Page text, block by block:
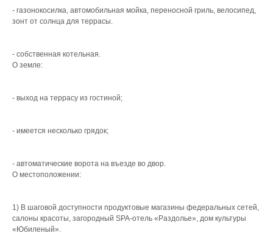
- газонокосилка, автомобильная мойка, переносной гриль, велосипед,
зонт от солнца для террасы.
- собственная котельная.
О земле:
- выход на террасу из гостиной;
- имеется несколько грядок;
- автоматические ворота на въезде во двор.
О местоположении:
1) В шаговой доступности продуктовые магазины федеральных сетей,
салоны красоты, загородный SPA-отель «Раздолье», дом культуры
«Юбиленый».